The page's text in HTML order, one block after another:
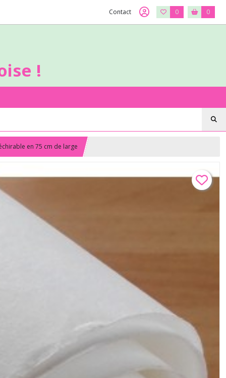
Contact 0 0
!
en 75 cm de large